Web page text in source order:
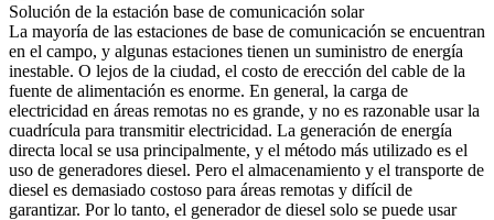
Solución de la estación base de comunicación solar
La mayoría de las estaciones de base de comunicación se encuentran
en el campo, y algunas estaciones tienen un suministro de energía
inestable. O lejos de la ciudad, el costo de erección del cable de la
fuente de alimentación es enorme. En general, la carga de
electricidad en áreas remotas no es grande, y no es razonable usar la
cuadrícula para transmitir electricidad. La generación de energía
directa local se usa principalmente, y el método más utilizado es el
uso de generadores diesel. Pero el almacenamiento y el transporte de
diesel es demasiado costoso para áreas remotas y difícil de
garantizar. Por lo tanto, el generador de diesel solo se puede usar